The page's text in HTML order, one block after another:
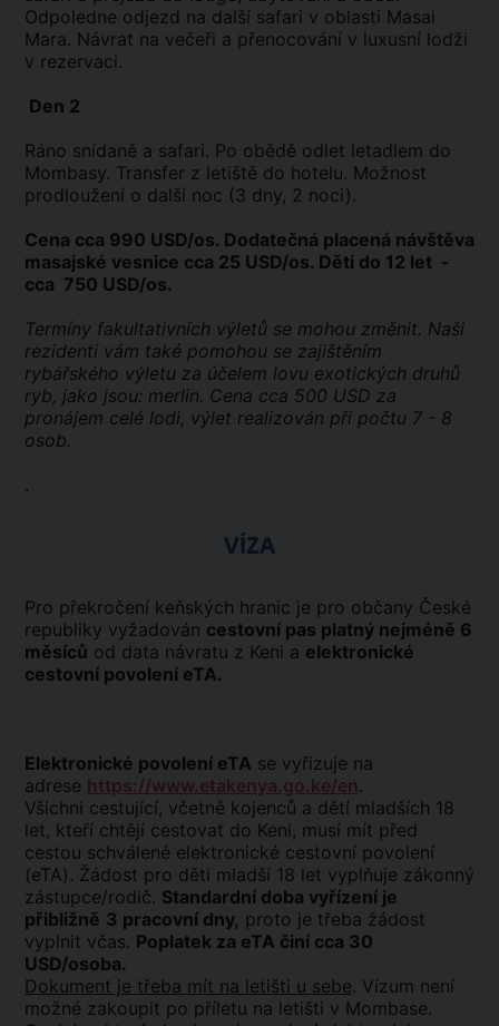
Odpoledne odjezd na další safari v oblasti Masai
Mara. Návrat na večeři a přenocování v luxusní lodži
v rezervaci.
Den 2
Ráno snídaně a safari. Po obědě odlet letadlem do
Mombasy. Transfer z letiště do hotelu. Možnost
prodloužení o další noc (3 dny, 2 noci).
Cena cca 990 USD/os. Dodatečná placená návštěva
masajské vesnice cca 25 USD/os. Děti do 12 let -
cca 750 USD/os.
Termíny fakultativních výletů se mohou změnit. Naši
rezidenti vám také pomohou se zajištěním
rybářského výletu za účelem lovu exotických druhů
ryb, jako jsou: merlin. Cena cca 500 USD za
pronájem celé lodi, výlet realizován při počtu 7 - 8
osob.
.
VÍZA
Pro překročení keňských hranic je pro občany České
republiky vyžadován cestovní pas platný nejméně 6
měsíců od data návratu z Keni a elektronické
cestovní povolení eTA.
Elektronické povolení eTA se vyřizuje na
adrese https://www.etakenya.go.ke/en .
Všichni cestující, včetně kojenců a dětí mladších 18
let, kteří chtějí cestovat do Keni, musí mít před
cestou schválené elektronické cestovní povolení
(eTA). Žádost pro děti mladší 18 let vyplňuje zákonný
zástupce/rodič. Standardní doba vyřízení je
přibližně 3 pracovní dny, proto je třeba žádost
vyplnit včas. Poplatek za eTA činí cca 30
USD/osoba.
Dokument je třeba mít na letišti u sebe. Vízum není
možné zakoupit po příletu na letišti v Mombase.